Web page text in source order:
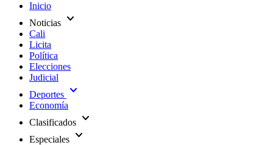
Inicio
Noticias expand_more
Cali
Licita
Política
Elecciones
Judicial
Deportes expand_more
Economía
Clasificados expand_more
Especiales expand_more